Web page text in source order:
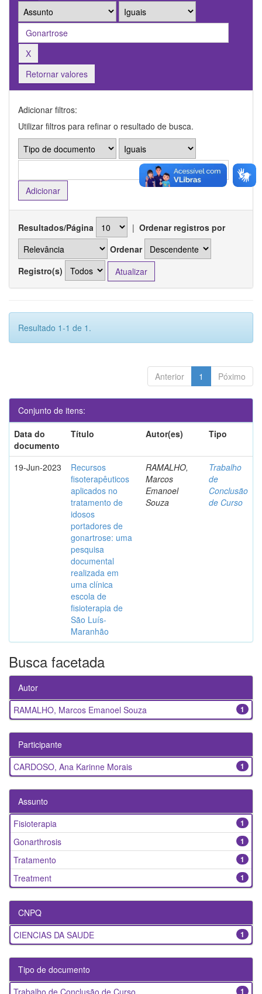
Retornar valores
Adicionar filtros:
Utilizar filtros para refinar o resultado de busca.
Resultados/Página | Ordenar registros por
Ordenar
Registro(s)
Resultado 1-1 de 1.
Anterior 1 Póximo
Conjunto de itens:
Data do
documento
Título Autor(es) Tipo
19-Jun-2023
Recursos
fisoterapêuticos
aplicados no
tratamento de
idosos
portadores de
gonartrose: uma
pesquisa
documental
realizada em
uma clínica
escola de
fisioterapia de
São Luís-
Maranhão
RAMALHO,
Marcos
Emanoel
Souza
Trabalho
de
Conclusão
de Curso
Busca facetada
Autor
1
RAMALHO, Marcos Emanoel Souza
Participante
1
CARDOSO, Ana Karinne Morais
Assunto
1
Fisioterapia
1
Gonarthrosis
1
Tratamento
1
Treatment
CNPQ
1
CIENCIAS DA SAUDE
Tipo de documento
1